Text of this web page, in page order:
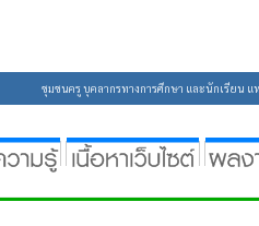
ชุมชนครู บุคลากรทางการศึกษา และนักเรียน